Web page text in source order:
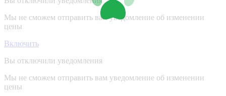
Мы не сможем отправить вам уведомление об изменении
цены
Включить
Вы отключили уведомления
Мы не сможем отправить вам уведомление об изменении
цены